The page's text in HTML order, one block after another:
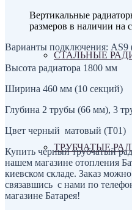
СТАЛЬНЫЕ
ТРУБЧАТЫЕ
Вертикальные
размеров в наличии на
Варианты подключения: AS9
Высота радиатора 1800 мм
Ширина 460 мм (10 секций)
Глубина 2 трубы (66 мм), 3
Цвет черный матовый (Т01)
Купить черный трубчатый
нашем магазине отопления
киевском складе. Заказ
связавшись с нами по
магазине Батарея!